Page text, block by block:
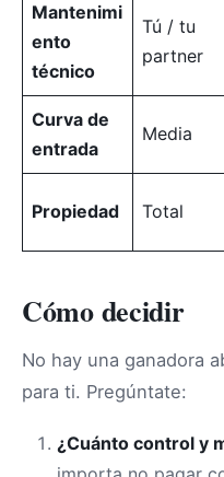
Mantenimi
ento
técnico
Tú / tu
partner
Curva de
entrada
Media
Propiedad Total
Cómo decidir
No hay una ganadora
para ti. Pregúntate:
¿Cuánto control y